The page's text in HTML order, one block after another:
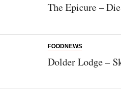
The Epicure –
FOODNEWS
Dolder Lodge –